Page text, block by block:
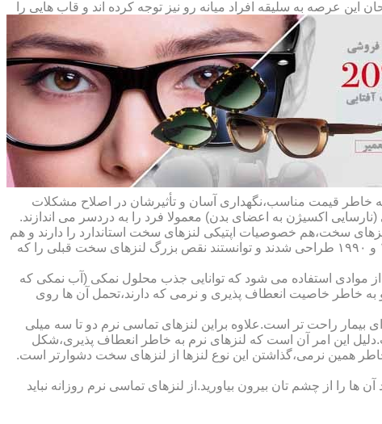
عرصه به سلیقه افراد میانه رو نیز توجه کرده اند و قاب هایی را
خاطر قیمت مناسب،نگهداری آسان و تأثیرشان در اصلاح مشکلات
اکسیژن به اعضای بدن) معمولا فرد را به دردسر می اندازند.
سخت،هم خصوصیات اپتیکی لنزهای سخت استاندارد را دارند و هم
راحت تر هستند.در حقیقت این لنزها که از پلیمرهای نفوذپذیر به اکسیژن ساخته شده اند،در اواخر دهه ی ۱۹۷۰ و در طول دهه های ۱۹۸۰ و ۱۹۹۰ طراحی شدند و توانستند نقص بزرگ لنزهای سخت قبلی را که
موادی استفاده می شود که توانایی جذب محلول نمکی (آب نمکی که
به خاطر خاصیت انعطاف پذیری و نرمی که دارند،تحمل آن ها روی
راحت تر است.علاوه براین لنزهای تماسی نرم دو تا سه میلی
این امر آن است که لنزهای نرم به خاطر انعطاف پذیری،شکل
همین نرمی،گذاشتن این نوع لنزها از لنزهای سخت دشوارتر است.
را از چشم تان بیرون بیاورید.از لنزهای تماسی نرم روزانه نباید